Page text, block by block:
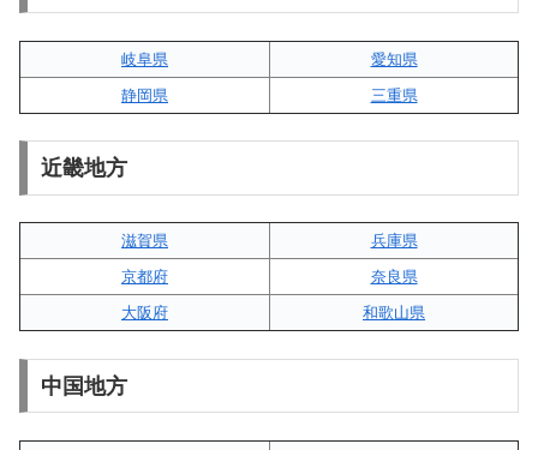
岐阜県
愛知県
静岡県
三重県
近畿地方
滋賀県
兵庫県
京都府
奈良県
大阪府
和歌山県
中国地方